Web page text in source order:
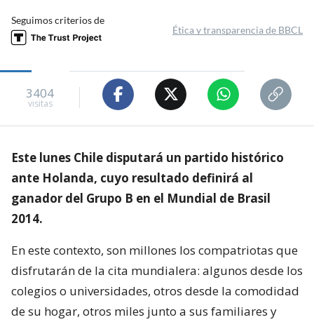
Seguimos criterios de
Ética y transparencia de BBCL
3404
visitas
Este lunes Chile disputará un partido histórico
ante Holanda, cuyo resultado definirá al
ganador del Grupo B en el Mundial de Brasil
2014.
En este contexto, son millones los compatriotas que
disfrutarán de la cita mundialera: algunos desde los
colegios o universidades, otros desde la comodidad
de su hogar, otros miles junto a sus familiares y